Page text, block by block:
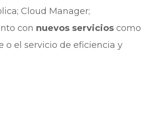
Cloud Manager;
con nuevos servicios como
o el servicio de eficiencia y